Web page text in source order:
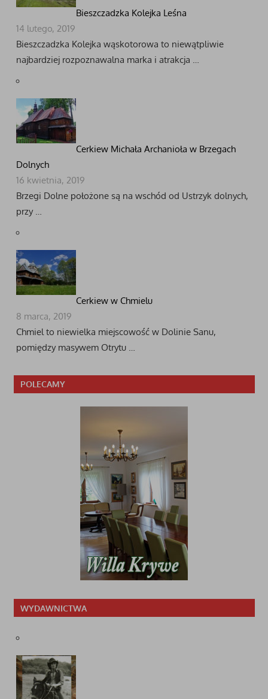
Bieszczadzka Kolejka Leśna
14 lutego, 2019
Bieszczadzka Kolejka wąskotorowa to niewątpliwie
najbardziej rozpoznawalna marka i atrakcja …
Cerkiew Michała Archanioła w Brzegach
Dolnych
16 kwietnia, 2019
Brzegi Dolne położone są na wschód od Ustrzyk dolnych,
przy …
Cerkiew w Chmielu
8 marca, 2019
Chmiel to niewielka miejscowość w Dolinie Sanu,
pomiędzy masywem Otrytu …
POLECAMY
WYDAWNICTWA